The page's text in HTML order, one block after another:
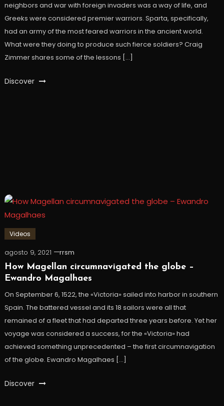
neighbors and war with foreign invaders was a way of life, and
Greeks were considered premier warriors. Sparta, specifically,
had an army of the most feared warriors in the ancient world.
What were they doing to produce such fierce soldiers? Craig
Zimmer shares some of the lessons […]
Discover
Videos
agosto 9, 2021
rrsm
How Magellan circumnavigated the globe –
Ewandro Magalhaes
On September 6, 1522, the «Victoria» sailed into harbor in southern
Spain. The battered vessel and its 18 sailors were all that
remained of a fleet that had departed three years before. Yet her
voyage was considered a success, for the «Victoria» had
achieved something unprecedented – the first circumnavigation
of the globe. Ewandro Magalhaes […]
Discover